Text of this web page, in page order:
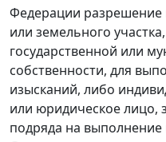
Федерации разрешение
или земельного
государственной или
собственности, для
изысканий, либо
или юридическое лицо,
подряда на